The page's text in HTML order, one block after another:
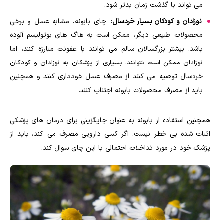
می تواند با گذشت زمان بدتر شود.
نوزادان و کودکان بسیار خردسال: چای بابونه، مشابه عسل و برخی
محصولات طبیعی دیگر، ممکن است به هاگ های بوتولیسم آلوده
باشد. بیشتر بزرگسالان سالم می توانند با عفونت مبارزه کنند، اما
نوزادان ممکن است نتوانند. بسیاری از پزشکان به نوزادان و کودکان
خردسال توصیه می کنند از مصرف عسل خودداری کنند و همچنین
باید از مصرف محصولات بابونه اجتناب کنند.
همچنین استفاده از بابونه به عنوان جایگزینی برای درمان های پزشکی
اثبات شده بی خطر نیست. اگر کسی دارویی مصرف می کند، باید از
پزشک خود در مورد تداخلات احتمالی با این چای سوال کند.